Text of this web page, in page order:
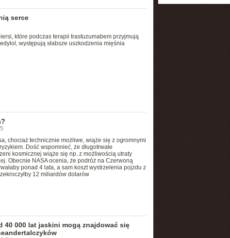
serce
które podczas terapii trastuzumabem przyjmują
występują słabsze uszkodzenia mięśnia
chociaż technicznie możliwe, wiąże się z ogromnymi
Dość wspomnieć, że długotrwałe
kosmicznej wiąże się np. z możliwością utraty
Obecnie NASA ocenia, że podróż na Czerwoną
ponad 4 lata, a sam koszt wystrzelenia pojzdu z
12 miliardów dolarów
40 000 lat jaskini mogą znajdować się